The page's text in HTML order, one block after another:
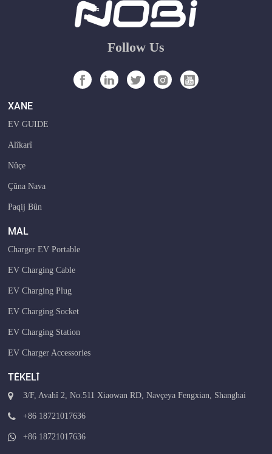
Follow Us
XANE
EV GUIDE
Alîkarî
Nûçe
Çûna Nava
Paqij Bûn
MAL
Charger EV Portable
EV Charging Cable
EV Charging Plug
EV Charging Socket
EV Charging Station
EV Charger Accessories
TÊKELÎ
3/F, Avahî 2, No.511 Xiaowan RD, Navçeya Fengxian, Shanghai
+86 18721017636
+86 18721017636